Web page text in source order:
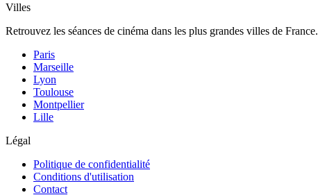
Villes
Retrouvez les séances de cinéma dans les plus grandes villes de France.
Paris
Marseille
Lyon
Toulouse
Montpellier
Lille
Légal
Politique de confidentialité
Conditions d'utilisation
Contact